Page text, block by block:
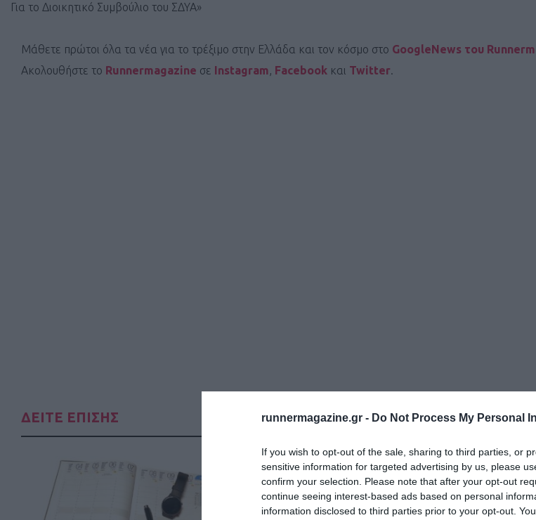
runnermagazine.gr - Do Not Process My Personal
If you wish to opt-out of the sale, sharing to third parties, or
sensitive information for targeted advertising by us, please
confirm your selection. Please note that after your opt-out
continue seeing interest-based ads based on personal
information disclosed to third parties prior to your opt-out.
Για το Διοικητικό Συμβούλιο του ΣΔΥΑ»
Μάθετε πρώτοι όλα τα νέα για το τρέξιμο στην Ελλάδα και τον κόσμο στο GoogleNews του
Ακολουθήστε το Runnermagazine σε Instagram, Facebook και Twitter.
ΔΕΙΤΕ ΕΠΙΣΗΣ